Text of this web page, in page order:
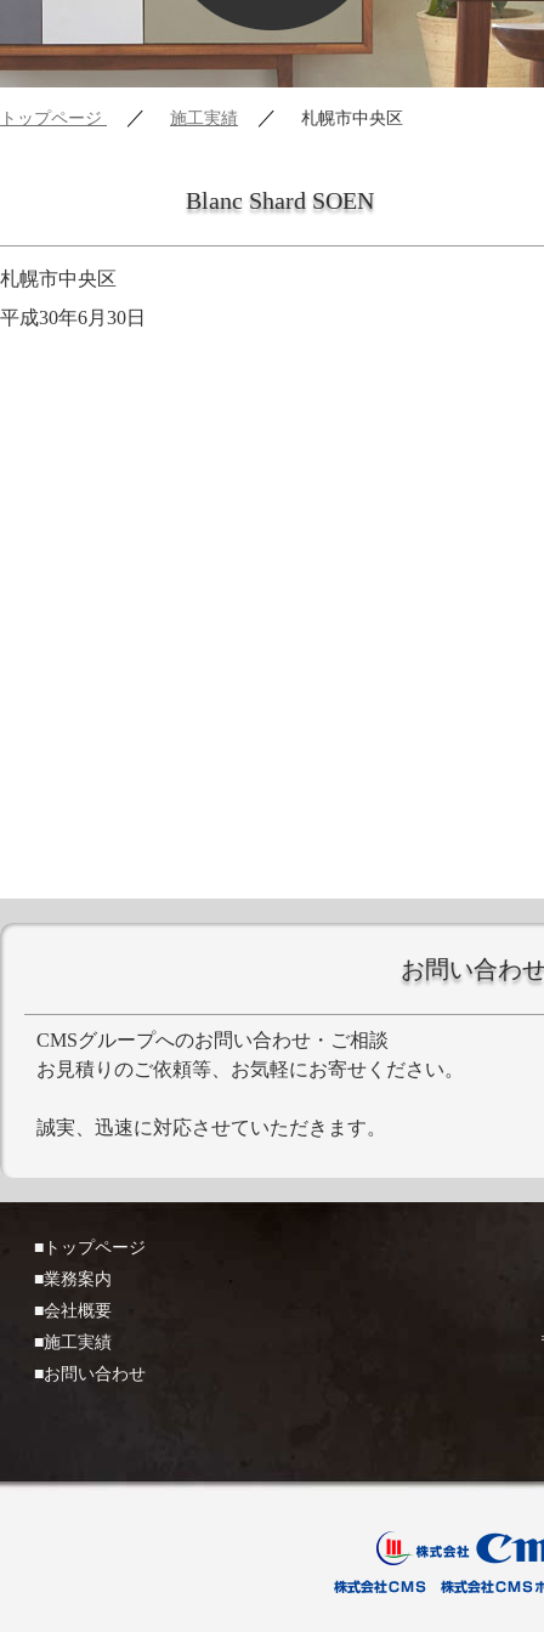
トップページ ／ 施工実績 ／ 札幌市中央区
Blanc Shard SOEN
札幌市中央区
平成30年6月30日
お問い合わ
CMSグループへのお問い合わせ・ご相談
お見積りのご依頼等、お気軽にお寄せください。
誠実、迅速に対応させていただきます。
■トップページ
■業務案内
■会社概要
■施工実績
■お問い合わせ